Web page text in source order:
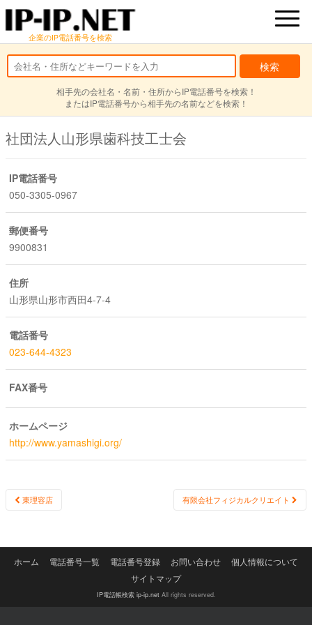
企業のIP電話番号を検索
相手先の会社名・名前・住所からIP電話番号を検索！
またはIP電話番号から相手先の名前などを検索！
社団法人山形県歯科技工士会
IP電話番号
050-3305-0967
郵便番号
9900831
住所
山形県山形市西田4-7-4
電話番号
023-644-4323
FAX番号
ホームページ
http://www.yamashigi.org/
Post
東理容店 有限会社フィジカルクリエイト
ホーム 電話番号一覧 電話番号登録 お問い合わせ
個人情報について
サイトマップ
IP電話帳検索 ip-ip.netAll rights reserved.